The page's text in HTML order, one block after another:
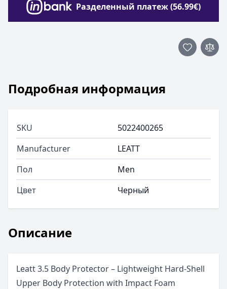
Разделенный платеж (56.99€)
Описание
Leatt 3.5 Body Protector – Lightweight Hard-Shell
Upper Body Protection with Impact Foam
Подробная информация
SKU
5022400265
Manufacturer
LEATT
Пол
Men
Цвет
Черный